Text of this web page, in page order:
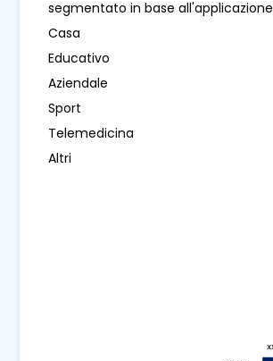
segmentato in base all'applicazione
Casa
Educativo
Aziendale
Sport
Telemedicina
Altri